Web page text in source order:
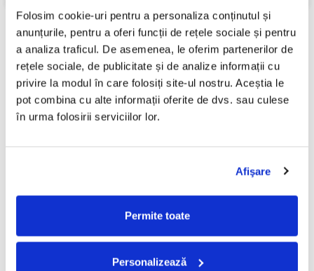
Folosim cookie-uri pentru a personaliza conținutul și
anunțurile, pentru a oferi funcții de rețele sociale și pentru
a analiza traficul. De asemenea, le oferim partenerilor de
rețele sociale, de publicitate și de analize informații cu
privire la modul în care folosiți site-ul nostru. Aceștia le
pot combina cu alte informații oferite de dvs. sau culese
în urma folosirii serviciilor lor.
Afişare
Permite toate
Personalizează
Stare Coperta:Near Mint (NM or M-)
Informatii conformitate produs
Review-uri(0)
Pentru Îndrăgostiți, (Disc
ADAUGA IN COS
Lumii, (Disc Vinil)
ADAUGA IN COS